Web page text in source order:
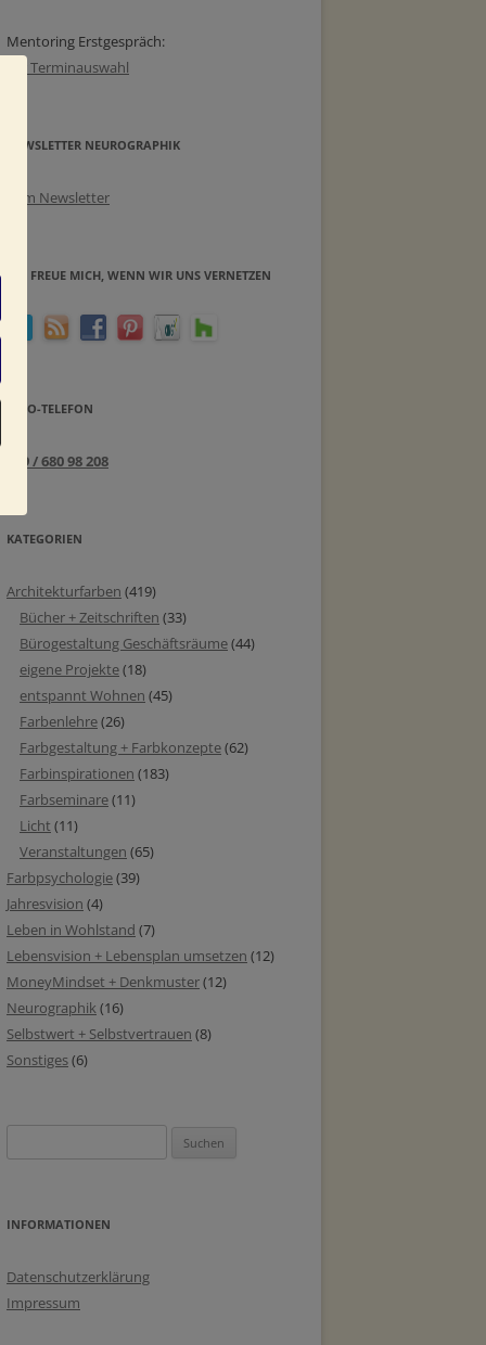
Mentoring Erstgespräch:
zur Terminauswahl
NEWSLETTER NEUROGRAPHIK
Zum Newsletter
ICH FREUE MICH, WENN WIR UNS VERNETZEN
INFO-TELEFON
089 / 680 98 208
KATEGORIEN
Architekturfarben (419)
Bücher + Zeitschriften (33)
Bürogestaltung Geschäftsräume(44)
eigene Projekte(18)
entspannt Wohnen (45)
Farbenlehre(26)
Farbgestaltung + Farbkonzepte(62)
Farbinspirationen (183)
Farbseminare(11)
Licht (11)
Veranstaltungen (65)
Farbpsychologie(39)
Jahresvision (4)
Leben in Wohlstand (7)
Lebensvision + Lebensplan umsetzen (12)
MoneyMindset + Denkmuster(12)
Neurographik(16)
Selbstwert + Selbstvertrauen (8)
Sonstiges(6)
nach:
INFORMATIONEN
Datenschutzerklärung
Impressum